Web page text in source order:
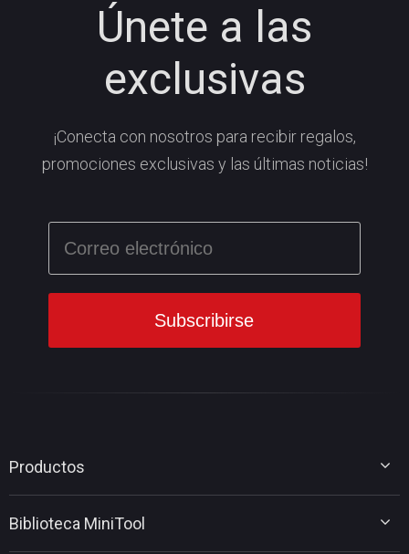
Únete a las
exclusivas
¡Conecta con nosotros para recibir regalos,
promociones exclusivas y las últimas noticias!
Productos
MiniTool Power Data Recovery
Biblioteca MiniTool